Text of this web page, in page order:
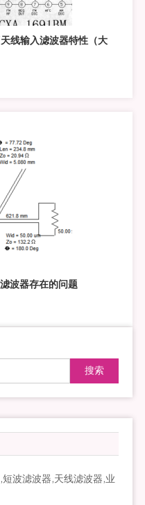
线输入滤波器特性（大
波器存在的问题
搜索
波滤波器,天线滤波器,业